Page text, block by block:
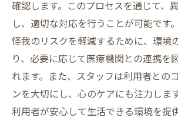
確認します。このプロセスを通じて、
し、適切な対応を行うことが可能です
怪我のリスクを軽減するために、環境
り、必要に応じて医療機関との連携を
れます。また、スタッフは利用者との
ンを大切にし、心のケアにも注力しま
利用者が安心して生活できる環境を提